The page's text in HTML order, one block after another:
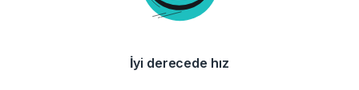
İyi derecede hız